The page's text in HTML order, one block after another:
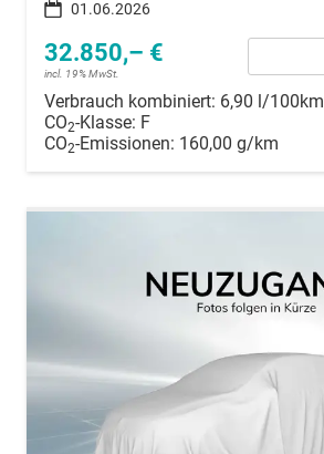
01.06.2026
32.850,– €
incl. 19% MwSt.
Verbrauch kombiniert: 6,90 l/100km
CO2-Klasse: F
CO2-Emissionen: 160,00 g/km